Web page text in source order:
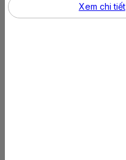
Xem chi tiết